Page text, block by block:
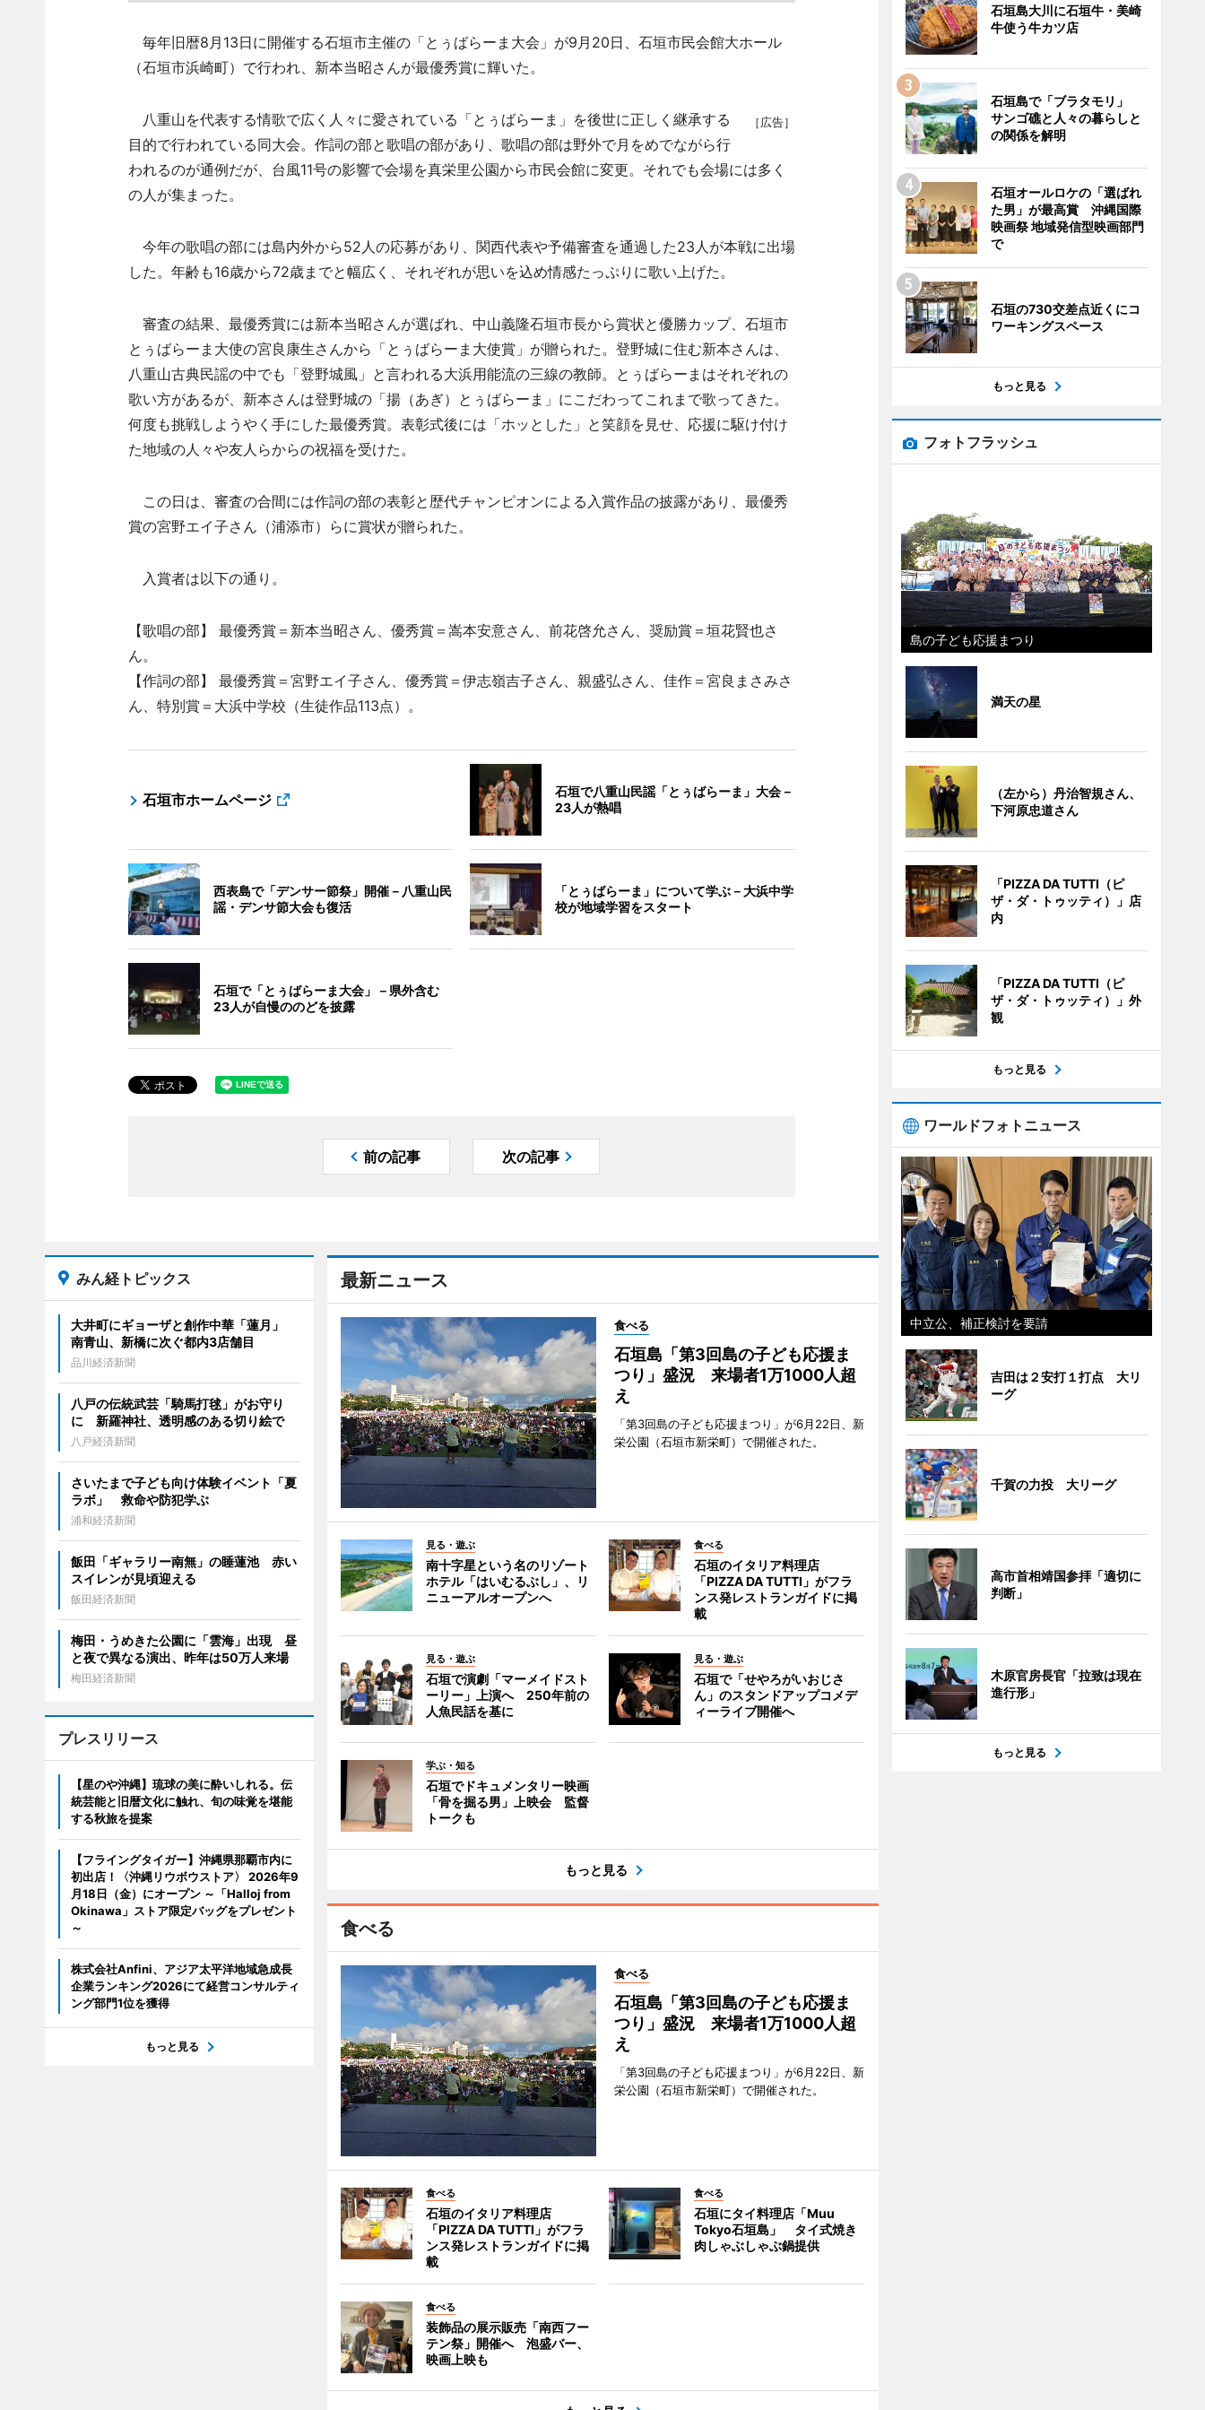
毎年旧暦8月13日に開催する石垣市主催の「とぅばらーま大会」が9月20日、石垣市民会館大ホール
（石垣市浜崎町）で行われ、新本当昭さんが最優秀賞に輝いた。
［広告］
八重山を代表する情歌で広く人々に愛されている「とぅばらーま」を後世に正しく継承する
目的で行われている同大会。作詞の部と歌唱の部があり、歌唱の部は野外で月をめでながら行
われるのが通例だが、台風11号の影響で会場を真栄里公園から市民会館に変更。それでも会場には多く
の人が集まった。
今年の歌唱の部には島内外から52人の応募があり、関西代表や予備審査を通過した23人が本戦に出場
した。年齢も16歳から72歳までと幅広く、それぞれが思いを込め情感たっぷりに歌い上げた。
審査の結果、最優秀賞には新本当昭さんが選ばれ、中山義隆石垣市長から賞状と優勝カップ、石垣市
とぅばらーま大使の宮良康生さんから「とぅばらーま大使賞」が贈られた。登野城に住む新本さんは、
八重山古典民謡の中でも「登野城風」と言われる大浜用能流の三線の教師。とぅばらーまはそれぞれの
歌い方があるが、新本さんは登野城の「揚（あぎ）とぅばらーま」にこだわってこれまで歌ってきた。
何度も挑戦しようやく手にした最優秀賞。表彰式後には「ホッとした」と笑顔を見せ、応援に駆け付け
た地域の人々や友人らからの祝福を受けた。
この日は、審査の合間には作詞の部の表彰と歴代チャンピオンによる入賞作品の披露があり、最優秀
賞の宮野エイ子さん（浦添市）らに賞状が贈られた。
入賞者は以下の通り。
【歌唱の部】 最優秀賞＝新本当昭さん、優秀賞＝嵩本安意さん、前花啓允さん、奨励賞＝垣花賢也さ
ん。
【作詞の部】 最優秀賞＝宮野エイ子さん、優秀賞＝伊志嶺吉子さん、親盛弘さん、佳作＝宮良まさみさ
ん、特別賞＝大浜中学校（生徒作品113点）。
石垣市ホームページ
石垣で八重山民謡「とぅばらーま」大会－
23人が熱唱
西表島で「デンサー節祭」開催－八重山民
謡・デンサ節大会も復活
「とぅばらーま」について学ぶ－大浜中学
校が地域学習をスタート
石垣で「とぅばらーま大会」－県外含む
23人が自慢ののどを披露
前の記事 次の記事
最新ニュース
食べる
石垣島「第3回島の子ども応援ま
つり」盛況 来場者1万1000人超
え
「第3回島の子ども応援まつり」が6月22日、新
栄公園（石垣市新栄町）で開催された。
見る・遊ぶ
南十字星という名のリゾート
ホテル「はいむるぶし」、リ
ニューアルオープンへ
食べる
石垣のイタリア料理店
「PIZZA DA TUTTI」がフラ
ンス発レストランガイドに掲
載
見る・遊ぶ
石垣で演劇「マーメイドスト
ーリー」上演へ 250年前の
人魚民話を基に
見る・遊ぶ
石垣で「せやろがいおじさ
ん」のスタンドアップコメデ
ィーライブ開催へ
学ぶ・知る
石垣でドキュメンタリー映画
「骨を掘る男」上映会 監督
トークも
もっと見る
食べる
食べる
石垣島「第3回島の子ども応援ま
つり」盛況 来場者1万1000人超
え
「第3回島の子ども応援まつり」が6月22日、新
栄公園（石垣市新栄町）で開催された。
食べる
石垣のイタリア料理店
「PIZZA DA TUTTI」がフラ
ンス発レストランガイドに掲
載
食べる
石垣にタイ料理店「Muu
Tokyo石垣島」 タイ式焼き
肉しゃぶしゃぶ鍋提供
食べる
装飾品の展示販売「南西フー
テン祭」開催へ 泡盛バー、
映画上映も
みん経トピックス
大井町にギョーザと創作中華「蓮月」
南青山、新橋に次ぐ都内3店舗目
品川経済新聞
八戸の伝統武芸「騎馬打毬」がお守り
に 新羅神社、透明感のある切り絵で
八戸経済新聞
さいたまで子ども向け体験イベント「夏
ラボ」 救命や防犯学ぶ
浦和経済新聞
飯田「ギャラリー南無」の睡蓮池 赤い
スイレンが見頃迎える
飯田経済新聞
梅田・うめきた公園に「雲海」出現 昼
と夜で異なる演出、昨年は50万人来場
梅田経済新聞
プレスリリース
【星のや沖縄】琉球の美に酔いしれる。伝
統芸能と旧暦文化に触れ、旬の味覚を堪能
する秋旅を提案
【フライングタイガー】沖縄県那覇市内に
初出店！〈沖縄リウボウストア〉 2026年9
月18日（金）にオープン ～「Halloj from
Okinawa」ストア限定バッグをプレゼント
～
株式会社Anfini、アジア太平洋地域急成長
企業ランキング2026にて経営コンサルティ
ング部門1位を獲得
もっと見る
石垣島大川に石垣牛・美崎
牛使う牛カツ店
石垣島で「ブラタモリ」
サンゴ礁と人々の暮らしと
の関係を解明
石垣オールロケの「選ばれ
た男」が最高賞 沖縄国際
映画祭 地域発信型映画部門
で
石垣の730交差点近くにコ
ワーキングスペース
もっと見る
フォトフラッシュ
島の子ども応援まつり
満天の星
（左から）丹治智規さん、
下河原忠道さん
「PIZZA DA TUTTI（ピ
ザ・ダ・トゥッティ）」店
内
「PIZZA DA TUTTI（ピ
ザ・ダ・トゥッティ）」外
観
もっと見る
ワールドフォトニュース
中立公、補正検討を要請
吉田は２安打１打点 大リ
ーグ
千賀の力投 大リーグ
高市首相靖国参拝「適切に
判断」
木原官房長官「拉致は現在
進行形」
もっと見る